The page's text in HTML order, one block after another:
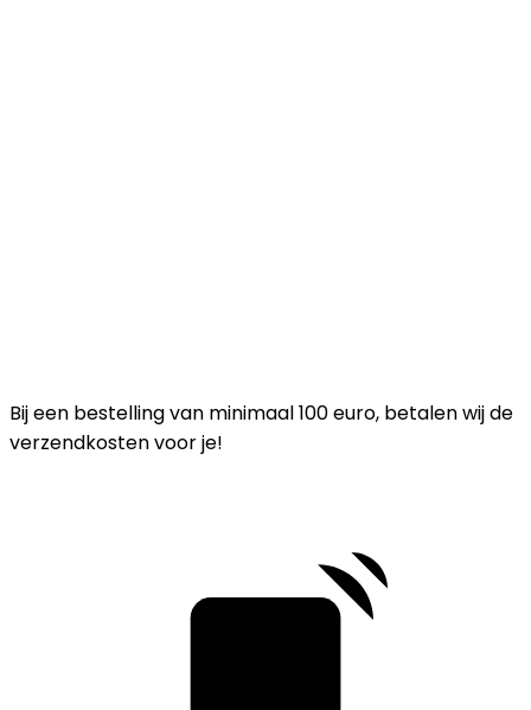
Bij een bestelling van minimaal 100 euro, betalen wij de
verzendkosten voor je!